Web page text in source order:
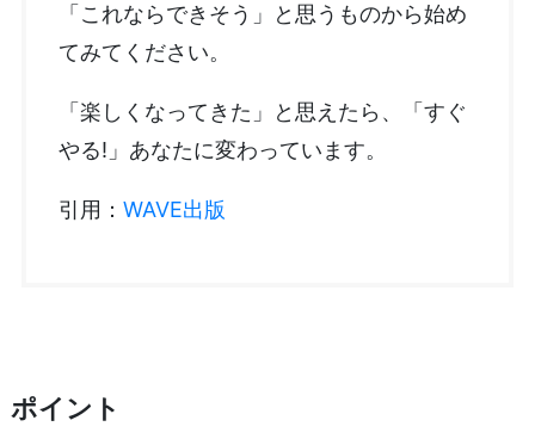
「これならできそう」と思うものから始め
てみてください。
「楽しくなってきた」と思えたら、「すぐ
やる!」あなたに変わっています。
引用： WAVE出版
ポイント